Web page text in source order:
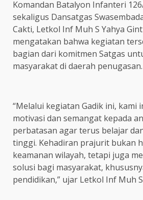
Komandan Batalyon Infanteri
sekaligus Dansatgas
Cakti, Letkol Inf Muh S Yahya
mengatakan bahwa kegiatan
bagian dari komitmen Satgas
masyarakat di daerah penugasan.
“Melalui kegiatan Gadik ini, kami
motivasi dan semangat kepada
perbatasan agar terus belajar
tinggi. Kehadiran prajurit bukan
keamanan wilayah, tetapi juga
solusi bagi masyarakat,
pendidikan,” ujar Letkol Inf Muh